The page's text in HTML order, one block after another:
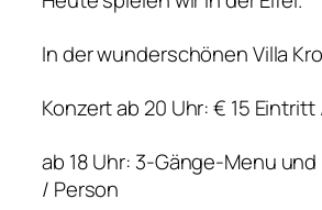
e
a
k
e
In der wunderschönen Villa
Konzert ab 20 Uhr: € 15
ab 18 Uhr: 3-Gänge-Menu
/ Person